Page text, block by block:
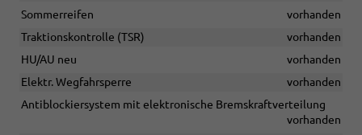
Sommerreifen
vorhanden
Traktionskontrolle (TSR)
vorhanden
HU/AU neu
vorhanden
Elektr. Wegfahrsperre
vorhanden
Antiblockiersystem mit elektronische Bremskraftverteilung
vorhanden